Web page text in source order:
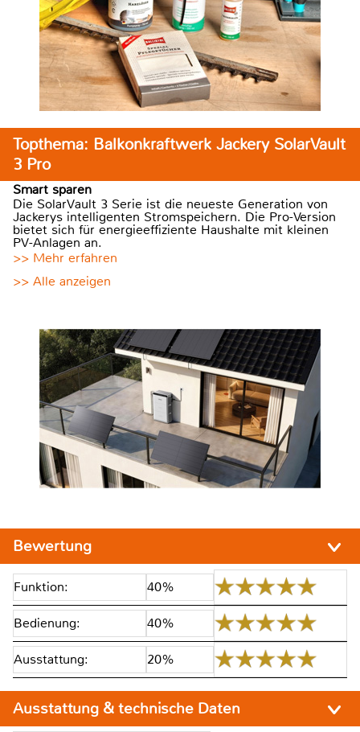
Topthema: Balkonkraftwerk Jackery SolarVault
3 Pro
Smart sparen
Die SolarVault 3 Serie ist die neueste Generation von
Jackerys intelligenten Stromspeichern. Die Pro-Version
bietet sich für energieeffiziente Haushalte mit kleinen
PV-Anlagen an.
>> Mehr erfahren
>> Alle anzeigen
Bewertung
Funktion: 40%
Bedienung: 40%
Ausstattung: 20%
Ausstattung & technische Daten